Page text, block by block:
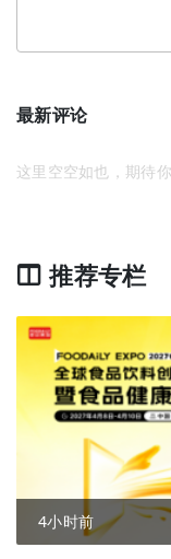
最新评论
这里空空如也，期待
推荐专栏
4小时前